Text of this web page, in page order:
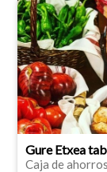
Gure Etxea
Caja de